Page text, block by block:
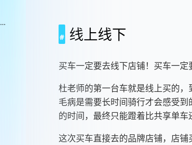
使用 Oh My Zsh 打造酷炫 Shell 终端
线上线下
买车一定要去线下店铺！买车一定
杜老师的第一台车就是线上买的
毛病是需要长时间骑行才会感受
的时间，最终只能蹬着比共享单车
这次买车直接去的品牌店铺，店